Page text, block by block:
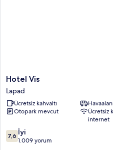
Hotel
Vis
Lapad
Hotel Vis
Lapad
Ücretsiz kahvaltı
Otopark mevcut
Ücretsiz
internet
10
üzerinden
7,6 İyi
1.009 yorum